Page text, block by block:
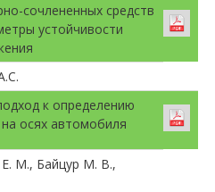
сочлененных средств
устойчивости
к определению
осях автомобиля
М., Байцур М. В.,